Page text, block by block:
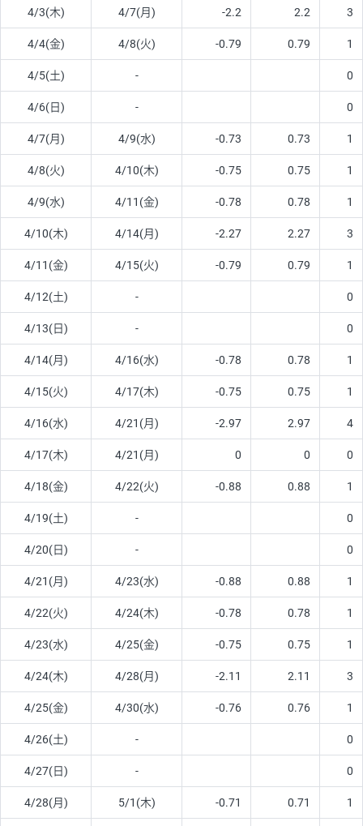
4/3(木) 4/7(月) -2.2 2.2 3
4/4(金) 4/8(火) -0.79 0.79 1
4/5(土) - 0
4/6(日) - 0
4/7(月) 4/9(水) -0.73 0.73 1
4/8(火) 4/10(木) -0.75 0.75 1
4/9(水) 4/11(金) -0.78 0.78 1
4/10(木) 4/14(月) -2.27 2.27 3
4/11(金) 4/15(火) -0.79 0.79 1
4/12(土) - 0
4/13(日) - 0
4/14(月) 4/16(水) -0.78 0.78 1
4/15(火) 4/17(木) -0.75 0.75 1
4/16(水) 4/21(月) -2.97 2.97 4
4/17(木) 4/21(月) 0 0 0
4/18(金) 4/22(火) -0.88 0.88 1
4/19(土) - 0
4/20(日) - 0
4/21(月) 4/23(水) -0.88 0.88 1
4/22(火) 4/24(木) -0.78 0.78 1
4/23(水) 4/25(金) -0.75 0.75 1
4/24(木) 4/28(月) -2.11 2.11 3
4/25(金) 4/30(水) -0.76 0.76 1
4/26(土) - 0
4/27(日) - 0
4/28(月) 5/1(木) -0.71 0.71 1